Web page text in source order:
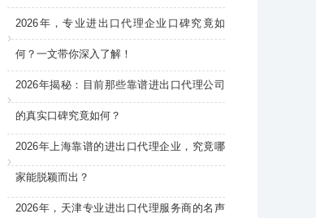
2026年，专业进出口代理企业口碑究竟如
何？一文带你深入了解！
2026年揭秘：目前那些靠谱进出口代理公司
的真实口碑究竟如何？
2026年上海靠谱的进出口代理企业，究竟哪
家能脱颖而出？
2026年，天津专业进出口代理服务商的名声